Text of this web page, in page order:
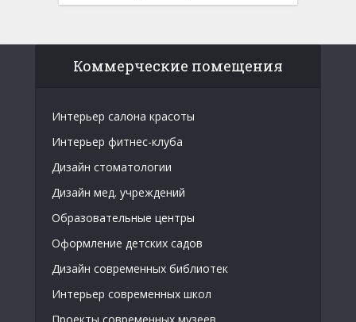
Коммерческие помещения
Интерьер салона красоты
Интерьер фитнес-клуба
Дизайн стоматологии
Дизайн мед. учреждений
Образовательные центры
Оформление детских садов
Дизайн современных библиотек
Интерьер современных школ